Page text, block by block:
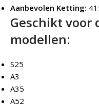
Aanbevolen Ketting:
Geschikt voor
modellen:
S25
A3
A35
A52